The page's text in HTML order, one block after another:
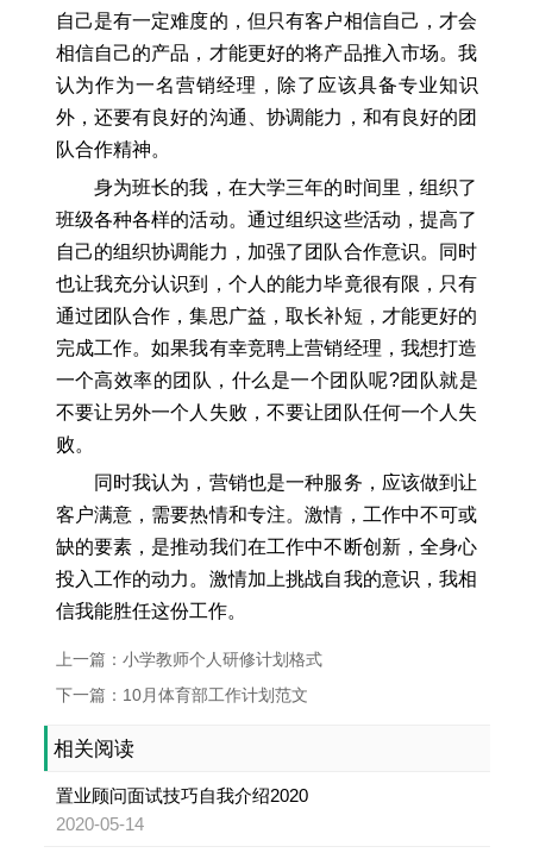
自己是有一定难度的，但只有客户相信自己，才会
相信自己的产品，才能更好的将产品推入市场。我
认为作为一名营销经理，除了应该具备专业知识
外，还要有良好的沟通、协调能力，和有良好的团
队合作精神。
身为班长的我，在大学三年的时间里，组织了
班级各种各样的活动。通过组织这些活动，提高了
自己的组织协调能力，加强了团队合作意识。同时
也让我充分认识到，个人的能力毕竟很有限，只有
通过团队合作，集思广益，取长补短，才能更好的
完成工作。如果我有幸竞聘上营销经理，我想打造
一个高效率的团队，什么是一个团队呢?团队就是
不要让另外一个人失败，不要让团队任何一个人失
败。
同时我认为，营销也是一种服务，应该做到让
客户满意，需要热情和专注。激情，工作中不可或
缺的要素，是推动我们在工作中不断创新，全身心
投入工作的动力。激情加上挑战自我的意识，我相
信我能胜任这份工作。
上一篇：小学教师个人研修计划格式
下一篇：10月体育部工作计划范文
相关阅读
置业顾问面试技巧自我介绍2020
2020-05-14